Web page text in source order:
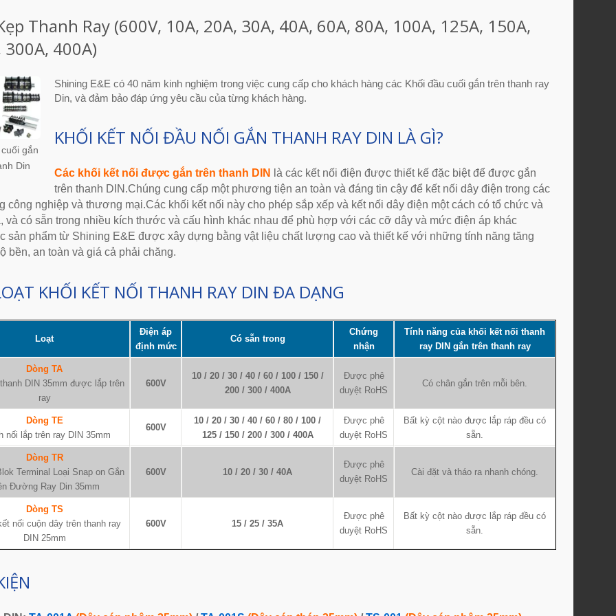
Thanh Ray (600V, 10A, 20A, 30A, 40A, 60A, 80A, 100A, 125A, 150A,
300A, 400A)
gắn
Din
Shining E&E có 40 năm kinh nghiệm trong việc cung cấp cho khách hàng các Khối đầu cuối gắn trên thanh ray
Din, và đảm bảo đáp ứng yêu cầu của từng khách hàng.
KHỐI KẾT NỐI ĐẦU NỐI GẮN THANH RAY DIN LÀ GÌ?
Các khối kết nối được gắn trên thanh DIN
là các kết nối điện được thiết kế đặc biệt để được gắn
trên thanh DIN.Chúng cung cấp một phương tiện an toàn và đáng tin cậy để kết nối dây điện trong các
công nghiệp và thương mại.Các khối kết nối này cho phép sắp xếp và kết nối dây điện một cách có tổ chức và
và có sẵn trong nhiều kích thước và cấu hình khác nhau để phù hợp với các cỡ dây và mức điện áp khác
sản phẩm từ Shining E&E được xây dựng bằng vật liệu chất lượng cao và thiết kế với những tính năng tăng
bền, an toàn và giá cả phải chăng.
KHỐI KẾT NỐI THANH RAY DIN ĐA DẠNG
Loạt
Điện áp
định mức
Có sẵn trong
Chứng
nhận
Tính năng của khối kết nối thanh
ray DIN gắn trên thanh ray
Dòng TA
DIN 35mm được lắp trên
ray
600V
10 / 20 / 30 / 40 / 60 / 100 / 150 /
200 / 300 / 400A
Được phê
duyệt RoHS
Có chân gắn trên mỗi bên.
Dòng TE
nối lắp trên ray DIN 35mm
600V
10 / 20 / 30 / 40 / 60 / 80 / 100 /
125 / 150 / 200 / 300 / 400A
Được phê
duyệt RoHS
Bất kỳ cột nào được lắp ráp đều có
sẵn.
Dòng TR
Terminal Loại Snap on Gắn
Đường Ray Din 35mm
600V 10 / 20 / 30 / 40A
Được phê
duyệt RoHS
Cài đặt và tháo ra nhanh chóng.
Dòng TS
nối cuộn dây trên thanh ray
DIN 25mm
600V 15 / 25 / 35A
Được phê
duyệt RoHS
Bất kỳ cột nào được lắp ráp đều có
sẵn.